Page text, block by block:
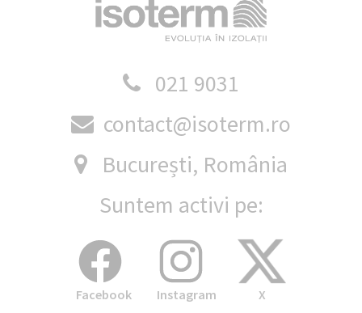
021 9031
contact@isoterm.ro
București, România
Suntem activi pe:
Facebook Instagram X